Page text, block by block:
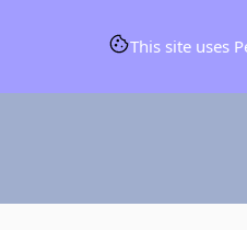
This site uses